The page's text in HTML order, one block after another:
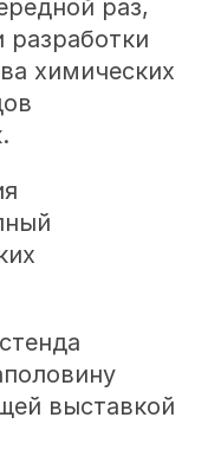
раз,
химических
выставкой